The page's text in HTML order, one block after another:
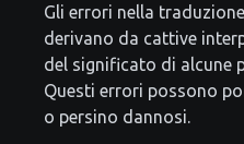
Gli errori nella
derivano da cattive
del significato di alcune
Questi errori possono
o persino dannosi.